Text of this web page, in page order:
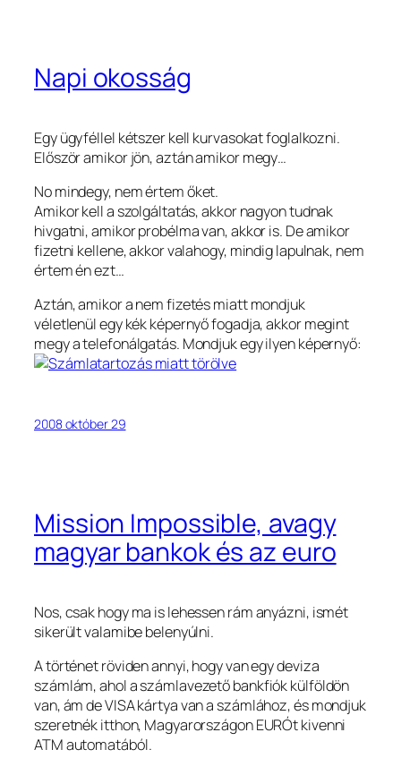
Napi okosság
Egy ügyféllel kétszer kell kurvasokat foglalkozni.
Először amikor jön, aztán amikor megy…
No mindegy, nem értem őket.
Amikor kell a szolgáltatás, akkor nagyon tudnak
hivgatni, amikor probélma van, akkor is. De amikor
fizetni kellene, akkor valahogy, mindig lapulnak, nem
értem én ezt…
Aztán, amikor a nem fizetés miatt mondjuk
véletlenül egy kék képernyő fogadja, akkor megint
megy a telefonálgatás. Mondjuk egy ilyen képernyő:
2008 október 29
Mission Impossible, avagy
magyar bankok és az euro
Nos, csak hogy ma is lehessen rám anyázni, ismét
sikerült valamibe belenyúlni.
A történet röviden annyi, hogy van egy deviza
számlám, ahol a számlavezető bankfiók külföldön
van, ám de VISA kártya van a számlához, és mondjuk
szeretnék itthon, Magyarországon EURÓt kivenni
ATM automatából.